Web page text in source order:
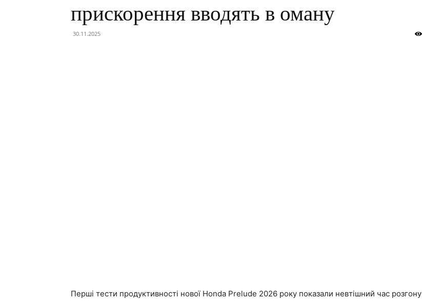
прискорення вводять в оману
30.11.2025
Перші тести продуктивності нової Honda Prelude 2026 року показали невтішний час розгону